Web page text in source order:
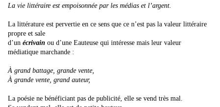
La vie littéraire est empoisonnée par les médias et l’argent.
La littérature est pervertie en ce sens que ce n’est pas la valeur littéraire
propre et sale
d’un écrivain ou d’une Eauteuse qui intéresse mais leur valeur
médiatique marchande :
À grand battage, grande vente,
À grande vente, grand auteur,
La poésie ne bénéficiant pas de publicité, elle se vend très mal.